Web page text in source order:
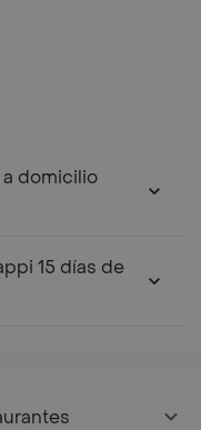
domicilio
15 días de